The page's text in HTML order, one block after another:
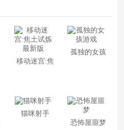
移动迷宫:焦
孤独的女孩
猫咪射手
恐怖屋噩梦